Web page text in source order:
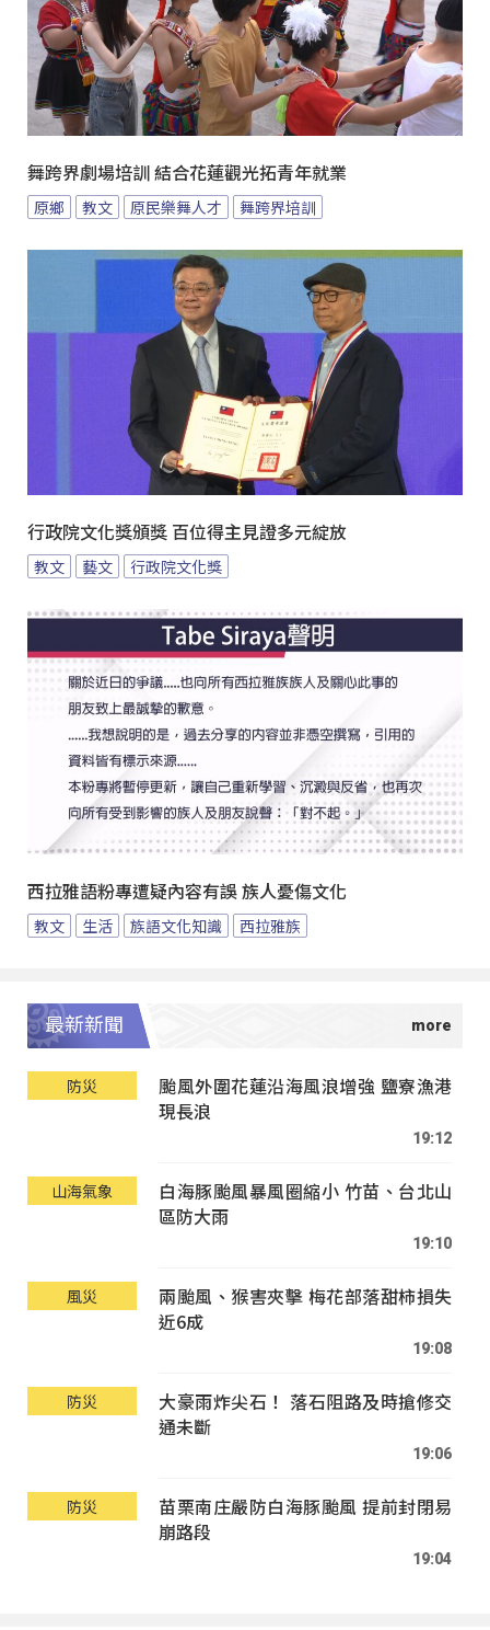
舞跨界劇場培訓 結合花蓮觀光拓青年就業
原鄉 教文 原民樂舞人才 舞跨界培訓
行政院文化獎頒獎 百位得主見證多元綻放
教文 藝文 行政院文化獎
西拉雅語粉專遭疑內容有誤 族人憂傷文化
教文 生活 族語文化知識 西拉雅族
最新新聞
防災
颱風外圍花蓮沿海風浪增強 鹽寮漁港
現長浪
19:12
山海氣象
白海豚颱風暴風圈縮小 竹苗、台北山
區防大雨
19:10
風災
兩颱風、猴害夾擊 梅花部落甜柿損失
近6成
19:08
防災
大豪雨炸尖石！ 落石阻路及時搶修交
通未斷
19:06
防災
苗栗南庄嚴防白海豚颱風 提前封閉易
崩路段
19:04